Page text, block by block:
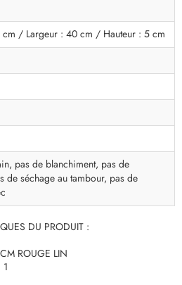
cm / Largeur : 40 cm / Hauteur : 5 cm
pas de blanchiment, pas de
de séchage au tambour, pas de
DU PRODUIT :
ROUGE LIN